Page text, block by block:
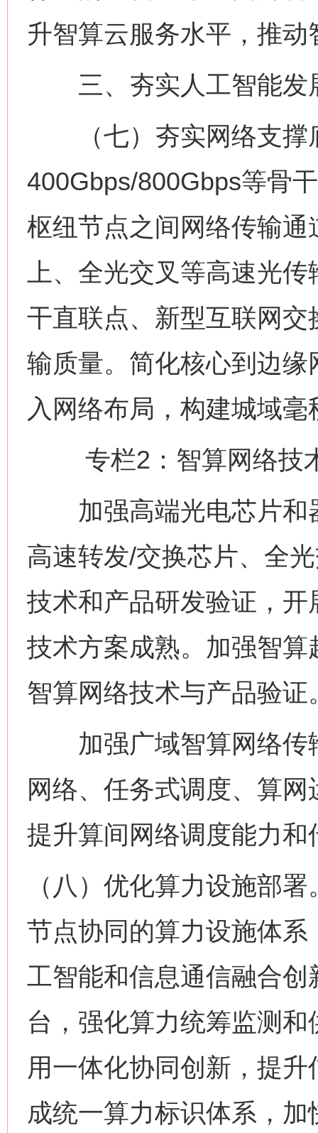
升智算云服务水平，推
三、夯实人工智能发
（七）夯实网络支撑
400Gbps/800Gbps等骨
枢纽节点之间网络传输
上、全光交叉等高速光
干直联点、新型互联网
输质量。简化核心到边
入网络布局，构建城域
专栏2：智算网络技
加强高端光电芯片和
高速转发/交换芯片、全
技术和产品研发验证，
技术方案成熟。加强智
智算网络技术与产品验证
加强广域智算网络传
网络、任务式调度、算
提升算间网络调度能力
（八）优化算力设施部
节点协同的算力设施体
工智能和信息通信融合
台，强化算力统筹监测
用一体化协同创新，提
成统一算力标识体系，